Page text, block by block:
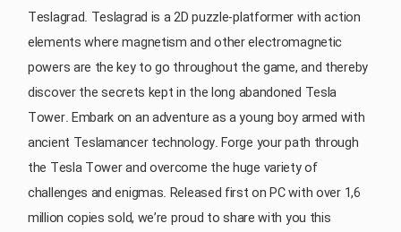
Teslagrad. Teslagrad is a 2D puzzle-platformer with action
elements where magnetism and other electromagnetic
powers are the key to go throughout the game, and thereby
discover the secrets kept in the long abandoned Tesla
Tower. Embark on an adventure as a young boy armed with
ancient Teslamancer technology. Forge your path through
the Tesla Tower and overcome the huge variety of
challenges and enigmas. Released first on PC with over 1,6
million copies sold, we’re proud to share with you this